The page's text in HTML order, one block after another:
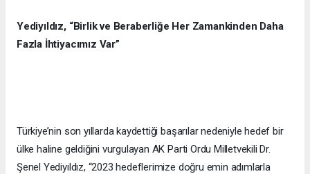
Yediyıldız, “Birlik ve Beraberliğe Her Zamankinden Daha
Fazla İhtiyacımız Var”
Türkiye’nin son yıllarda kaydettiği başarılar nedeniyle hedef bir
ülke haline geldiğini vurgulayan AK Parti Ordu Milletvekili Dr.
Şenel Yediyıldız, “2023 hedeflerimize doğru emin adımlarla